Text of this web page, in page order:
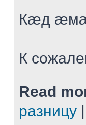
Кæд æмæ
К
Read
разницу |